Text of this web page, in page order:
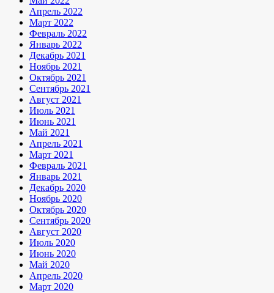
Апрель 2022
Март 2022
Февраль 2022
Январь 2022
Декабрь 2021
Ноябрь 2021
Октябрь 2021
Сентябрь 2021
Август 2021
Июль 2021
Июнь 2021
Май 2021
Апрель 2021
Март 2021
Февраль 2021
Январь 2021
Декабрь 2020
Ноябрь 2020
Октябрь 2020
Сентябрь 2020
Август 2020
Июль 2020
Июнь 2020
Май 2020
Апрель 2020
Март 2020